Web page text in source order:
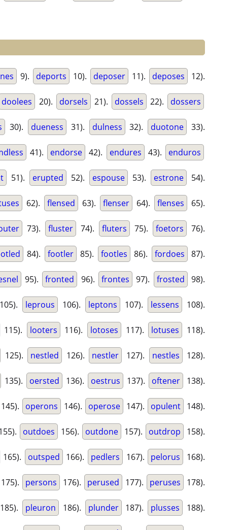
9). deports 10). deposer 11). deposes 12).
doolees 20). dorsels 21). dossels 22). dossers
30). dueness 31). dulness 32). duotone 33).
41). endorse 42). endures 43). enduros
51). erupted 52). espouse 53). estrone 54).
62). flensed 63). flenser 64). flenses 65).
73). fluster 74). fluters 75). foetors 76).
84). footler 85). footles 86). fordoes 87).
95). fronted 96). frontes 97). frosted 98).
105). leprous 106). leptons 107). lessens 108).
115). looters 116). lotoses 117). lotuses 118).
125). nestled 126). nestler 127). nestles 128).
135). oersted 136). oestrus 137). oftener 138).
145). operons 146). operose 147). opulent 148).
outdoes 156). outdone 157). outdrop 158).
165). outsped 166). pedlers 167). pelorus 168).
175). persons 176). perused 177). peruses 178).
185). pleuron 186). plunder 187). plusses 188).